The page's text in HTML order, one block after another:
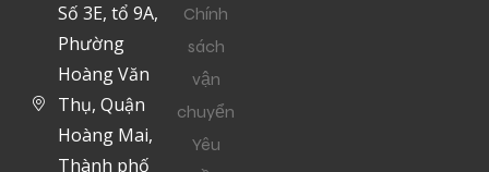
Số 3E, tổ 9A,
Phường
Hoàng Văn
Thụ, Quận
Hoàng Mai,
Thành phố
Chính
sách
vận
chuyển
Yêu